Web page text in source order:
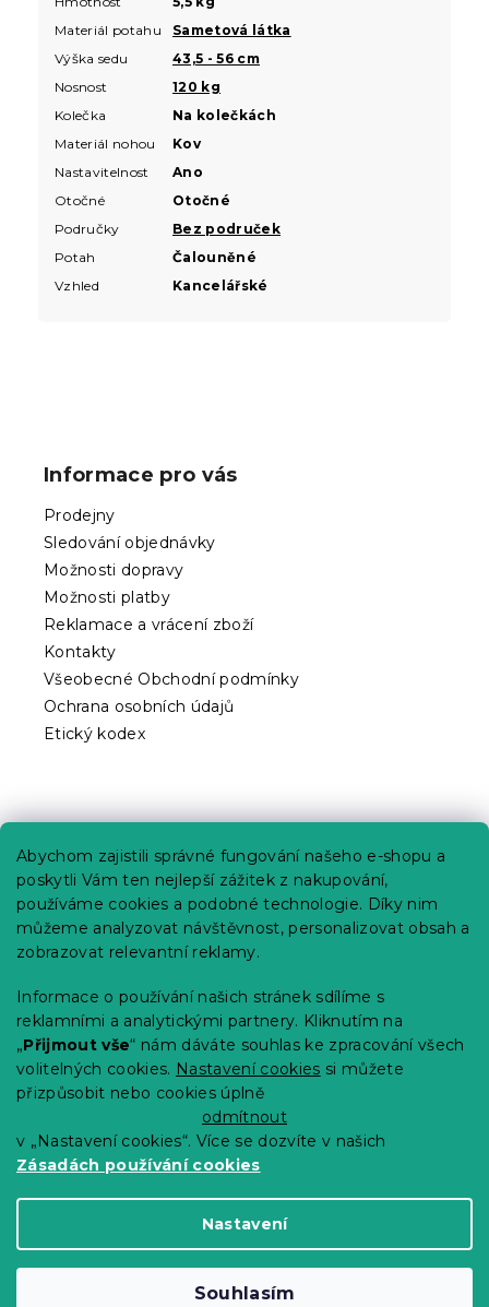
Abychom zajistili správné fungování našeho e-shopu a
poskytli Vám ten nejlepší zážitek z nakupování,
používáme cookies a podobné technologie. Díky nim
můžeme analyzovat návštěvnost, personalizovat obsah a
zobrazovat relevantní reklamy.
Informace o používání našich stránek sdílíme s
reklamními a analytickými partnery. Kliknutím na
„Přijmout vše“ nám dáváte souhlas ke zpracování všech
volitelných cookies. Nastavení cookies si můžete
přizpůsobit nebo cookies úplně
odmítnout
v „Nastavení cookies“. Více se dozvíte v našich
Zásadách používání cookies
Nastavení
Souhlasím
Materiál potahu
Sametová látka
Výška sedu
43,5 - 56 cm
Nosnost
120 kg
Kolečka
Na kolečkách
Materiál nohou
Kov
Nastavitelnost
Ano
Otočné
Otočné
Područky
Bez područek
Potah
Čalouněné
Vzhled
Kancelářské
Informace pro vás
Prodejny
Sledování objednávky
Možnosti dopravy
Možnosti platby
Reklamace a vrácení zboží
Kontakty
Všeobecné Obchodní podmínky
Ochrana osobních údajů
Etický kodex
Kariéra
Poptávky a B2B spolupráce
Proč se u nás registrovat?
Věrnostní program - Sleva až 10 %
Návody
Tabulky velikostí
Blog
Copyright 2026Výprodej povlečení. Všechna
práva vyhrazena.Upravit nastavení cookies